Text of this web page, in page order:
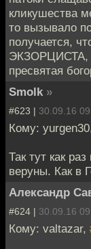
кликушества
то вызывало
получается,
ЭКЗОРЦИСТА,
пресвятая
Smolk »
#623 | 30.09.16
Кому:
Так тут как
веруны. Как в
Александр
#624 | 30.09.16
Кому: valtazar,